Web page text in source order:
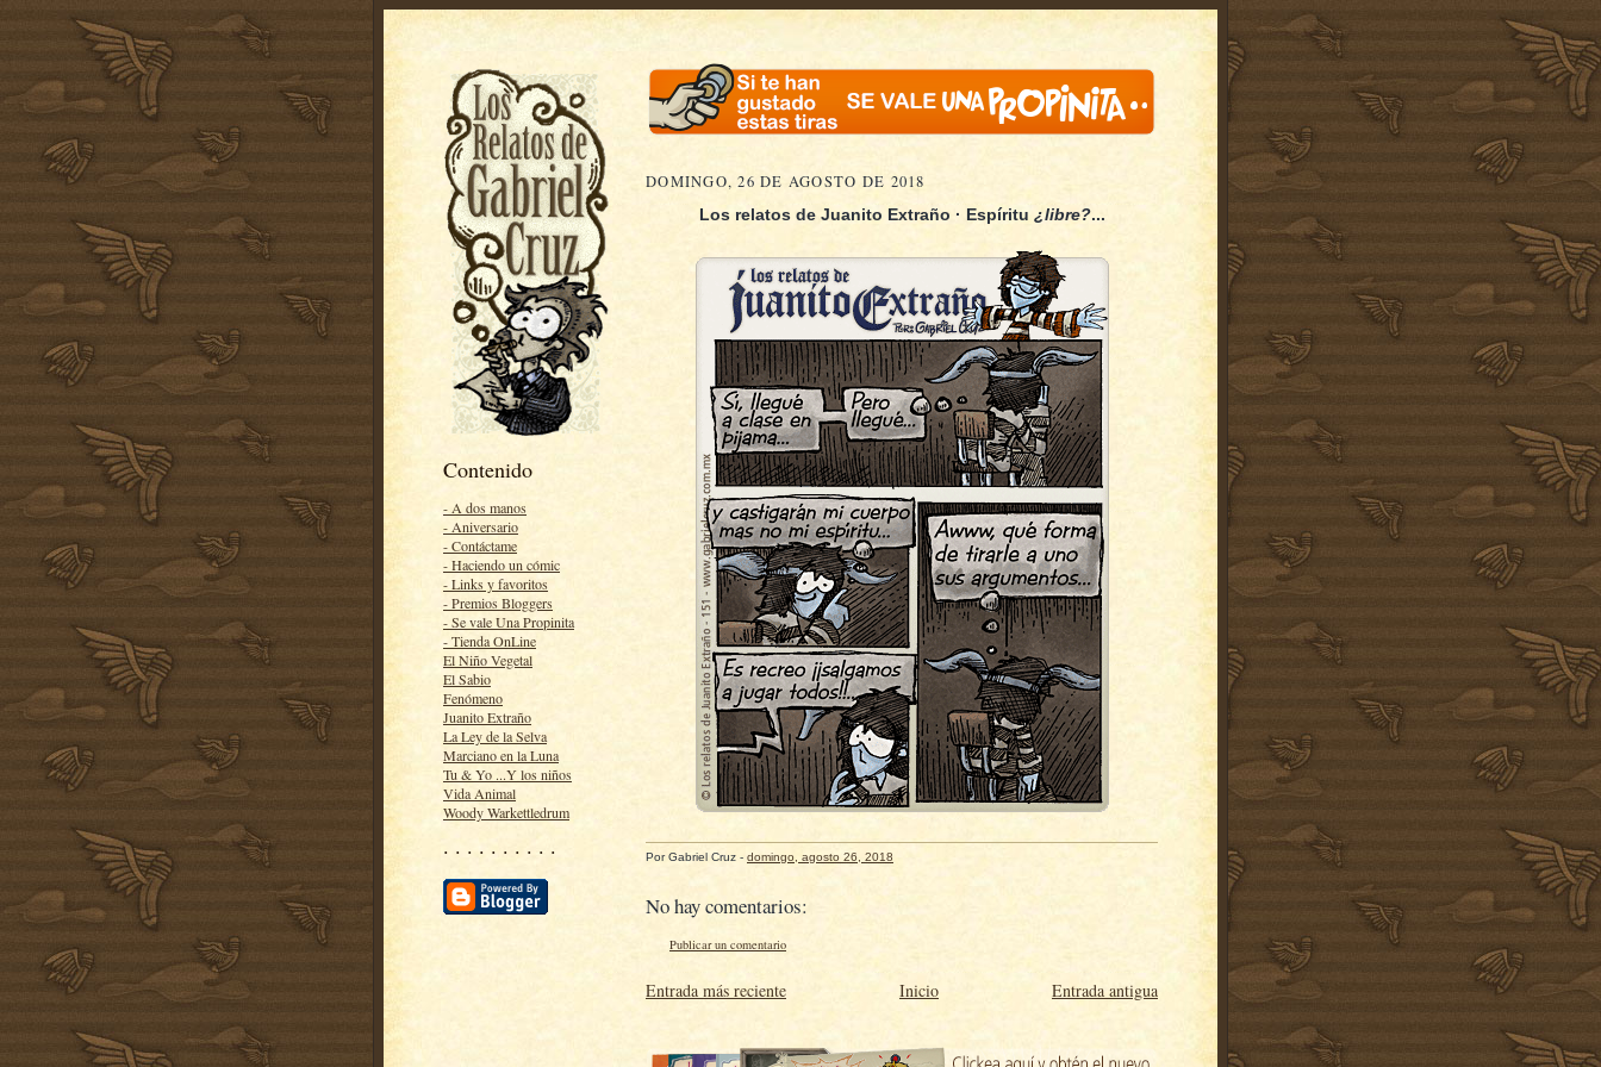
Contenido
- A dos manos
- Aniversario
- Contáctame
- Haciendo un cómic
- Links y favoritos
- Premios Bloggers
- Se vale Una Propinita
- Tienda OnLine
El Niño Vegetal
El Sabio
Fenómeno
Juanito Extraño
La Ley de la Selva
Marciano en la Luna
Tu & Yo ...Y los niños
Vida Animal
Woody Warkettledrum
· · · · · · · · · ·
DOMINGO, 26 DE AGOSTO DE 2018
Los relatos de Juanito Extraño · Espíritu ¿libre?...
PorGabriel Cruz - domingo, agosto 26, 2018
No hay comentarios:
Publicar un comentario
Entrada más reciente Entrada antigua
Inicio